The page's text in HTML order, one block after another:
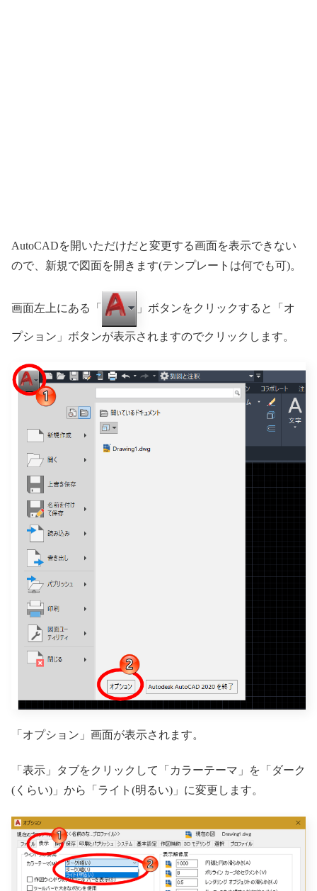
AutoCADを開いただけだと変更する画面を表示できない
ので、新規で図面を開きます(テンプレートは何でも可)。
画面左上にある「 」ボタンをクリックすると「オ
プション」ボタンが表示されますのでクリックします。
「オプション」画面が表示されます。
「表示」タブをクリックして「カラーテーマ」を「ダーク
(くらい)」から「ライト(明るい)」に変更します。